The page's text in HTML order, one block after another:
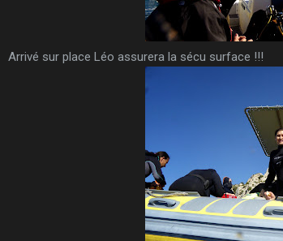
Arrivé sur place Léo assurera la sécu surface !!!